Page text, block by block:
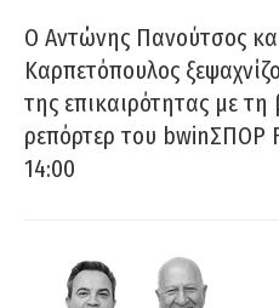
Ο Αντώνης Πανούτσος
Καρπετόπουλος
της επικαιρότητας με
ρεπόρτερ του bwinΣΠΟΡ
14:00